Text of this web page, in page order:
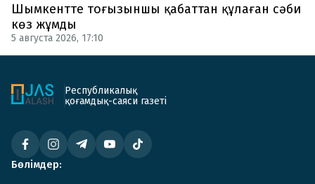
Шымкентте тоғызыншы қабаттан құлаған сәби
көз жұмды
5 августа 2026, 17:10
Республикалық
қоғамдық-саяси газеті
Бөлімдер: